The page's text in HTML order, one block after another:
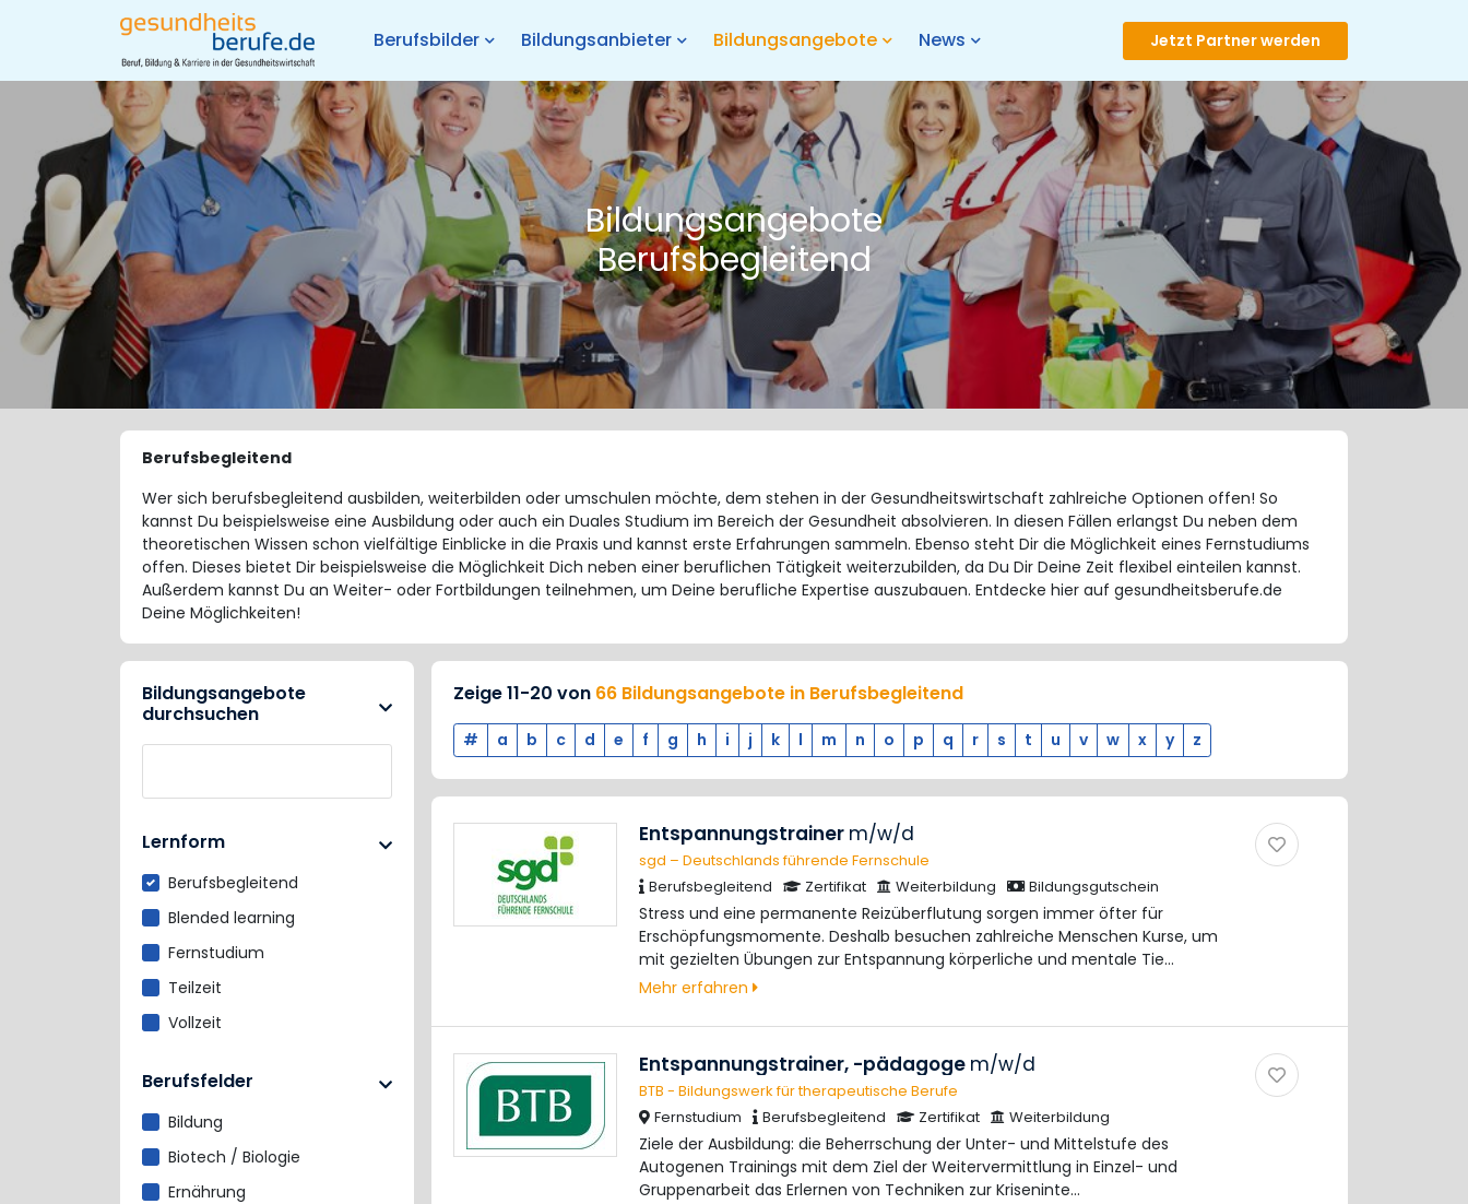
Berufsbilder Bildungsanbieter Bildungsangebote News Jetzt Partner werden
Bildungsangebote
Berufsbegleitend
Berufsbegleitend
Wer sich berufsbegleitend ausbilden, weiterbilden oder umschulen möchte, dem stehen in der Gesundheitswirtschaft zahlreiche Optionen offen! So
kannst Du beispielsweise eine Ausbildung oder auch ein Duales Studium im Bereich der Gesundheit absolvieren. In diesen Fällen erlangst Du neben dem
theoretischen Wissen schon vielfältige Einblicke in die Praxis und kannst erste Erfahrungen sammeln. Ebenso steht Dir die Möglichkeit eines Fernstudiums
offen. Dieses bietet Dir beispielsweise die Möglichkeit Dich neben einer beruflichen Tätigkeit weiterzubilden, da Du Dir Deine Zeit flexibel einteilen kannst.
Außerdem kannst Du an Weiter- oder Fortbildungen teilnehmen, um Deine berufliche Expertise auszubauen. Entdecke hier auf gesundheitsberufe.de
Deine Möglichkeiten!
Bildungsangebote
durchsuchen
Lernform
Berufsbegleitend
Blended learning
Fernstudium
Teilzeit
Vollzeit
Berufsfelder
Bildung
Biotech / Biologie
Ernährung
Zeige 11-20 von 66 Bildungsangebote in Berufsbegleitend
# a b c d e f g h i j k l m n o p q r s t u v w x y z
Entspannungstrainer m/w/d
sgd – Deutschlands führende Fernschule
Berufsbegleitend
Zertifikat Weiterbildung Bildungsgutschein
Stress und eine permanente Reizüberflutung sorgen immer öfter für
Erschöpfungsmomente. Deshalb besuchen zahlreiche Menschen Kurse, um
mit gezielten Übungen zur Entspannung körperliche und mentale Tie…
Mehr erfahren
Entspannungstrainer, -pädagoge m/w/d
BTB - Bildungswerk für therapeutische Berufe
Fernstudium
Berufsbegleitend Zertifikat Weiterbildung
Ziele der Ausbildung: die Beherrschung der Unter- und Mittelstufe des
Autogenen Trainings mit dem Ziel der Weitervermittlung in Einzel- und
Gruppenarbeit das Erlernen von Techniken zur Kriseninte…